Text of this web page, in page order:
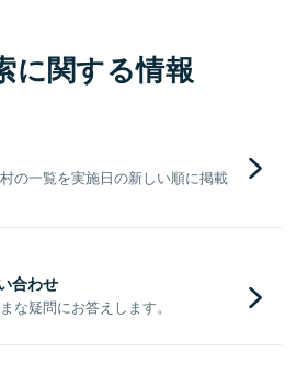
に関する情報
の一覧を実施日の新しい順に掲載
合わせ
な疑問にお答えします。